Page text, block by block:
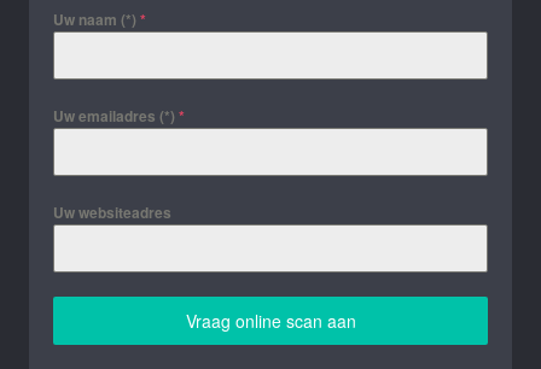
Uw naam (*) *
Uw emailadres (*) *
Uw websiteadres
Vraag online scan aan